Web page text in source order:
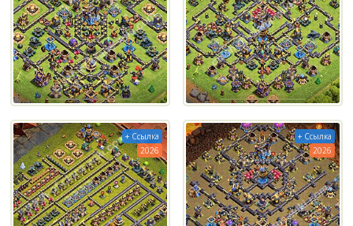
+ Ссылка
2026
+ Ссылка
2026